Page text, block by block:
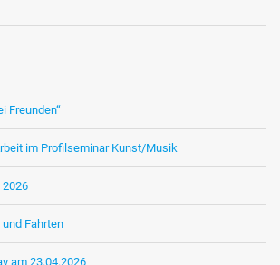
Freunden“
im Profilseminar Kunst/Musik
2026
Fahrten
am 23.04.2026